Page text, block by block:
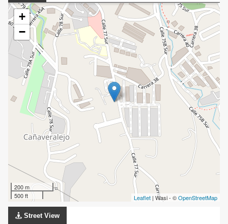
+
−
200 m
500 ft
Leaflet | Wasi - ©OpenStreetMap
Street View